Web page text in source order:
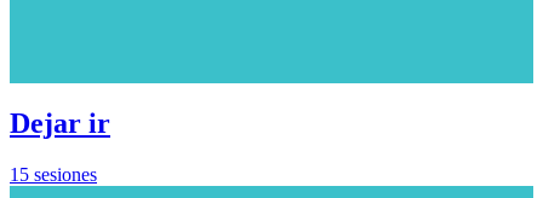
Dejar ir
15 sesiones